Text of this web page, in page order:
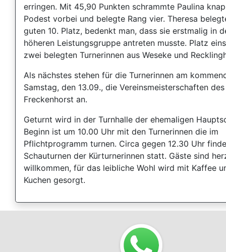
erringen. Mit 45,90 Punkten schrammte Paulina
Podest vorbei und belegte Rang vier. Theresa
guten 10. Platz, bedenkt man, dass sie erstmalig in
höheren Leistungsgruppe antreten musste. Platz
zwei belegten Turnerinnen aus Weseke und
Als nächstes stehen für die Turnerinnen am
Samstag, den 13.09., die Vereinsmeisterschaften
Freckenhorst an.
Geturnt wird in der Turnhalle der ehemaligen
Beginn ist um 10.00 Uhr mit den Turnerinnen die im
Pflichtprogramm turnen. Circa gegen 12.30 Uhr
Schauturnen der Kürturnerinnen statt. Gäste sind
willkommen, für das leibliche Wohl wird mit Kaffee
Kuchen gesorgt.